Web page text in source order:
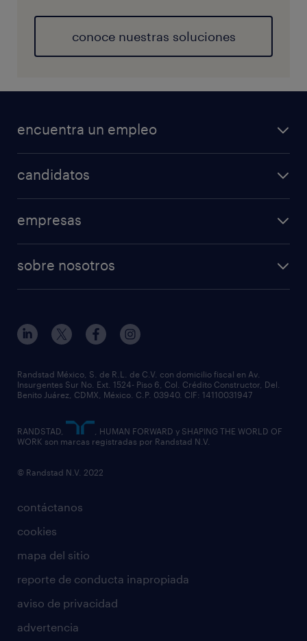
conoce nuestras soluciones
encuentra un empleo
candidatos
empresas
sobre nosotros
contáctanos
cookies
mapa del sitio
reporte de conducta inapropiada
aviso de privacidad
advertencia
Randstad México, S. de R.L. de C.V. con domicilio fiscal en Av.
Insurgentes Sur No. Ext. 1524- Piso 6, Col. Crédito Constructor, Del.
Benito Juárez, CDMX, México. C.P. 03940. CIF: 14110031947
RANDSTAD,
, HUMAN FORWARD y SHAPING THE WORLD OF
WORK son marcas registradas por Randstad N.V.
© Randstad N.V. 2022